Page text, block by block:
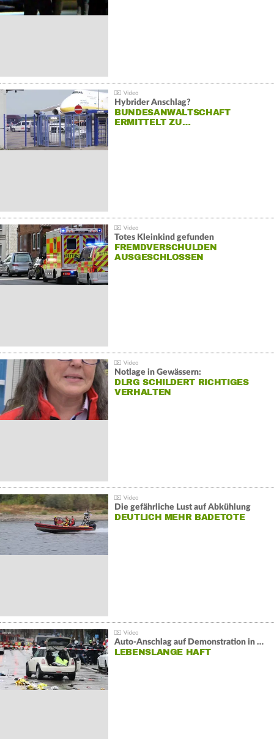
Hybrider Anschlag?
BUNDESANWALTSCHAFT
ERMITTELT ZU…
Totes Kleinkind gefunden
FREMDVERSCHULDEN
AUSGESCHLOSSEN
Notlage in Gewässern:
DLRG SCHILDERT RICHTIGES
VERHALTEN
Die gefährliche Lust auf Abkühlung
DEUTLICH MEHR BADETOTE
Auto-Anschlag auf Demonstration in München:
LEBENSLANGE HAFT